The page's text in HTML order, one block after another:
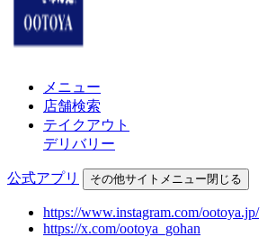
メニュー
店舗検索
テイクアウト
デリバリー
公式アプリ その他サイトメニュー閉じる
https://www.instagram.com/ootoya.jp/
https://x.com/ootoya_gohan